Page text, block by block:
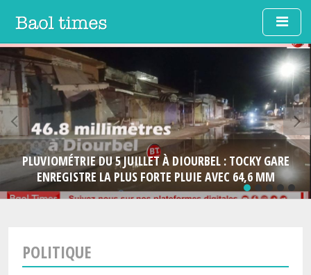
Aller au contenu principal
PLUVIOMÉTRIE DU 5 JUILLET À DIOURBEL : TOCKY GARE
ENREGISTRE LA PLUS FORTE PLUIE AVEC 64,6 MM
POLITIQUE